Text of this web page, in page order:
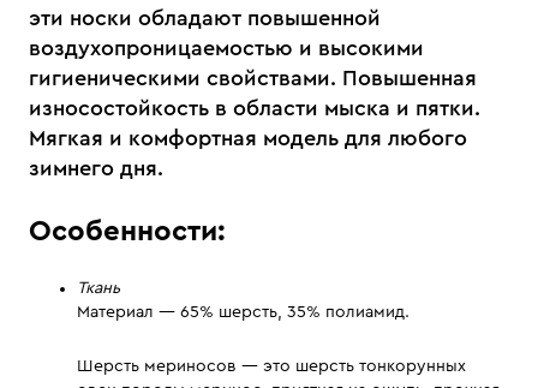
эти носки обладают повышенной
воздухопроницаемостью и высокими
гигиеническими свойствами. Повышенная
износостойкость в области мыска и пятки.
Мягкая и комфортная модель для любого
зимнего дня.
Особенности:
Ткань
Материал — 65% шерсть, 35% полиамид.
Шерсть мериносов — это шерсть тонкорунных